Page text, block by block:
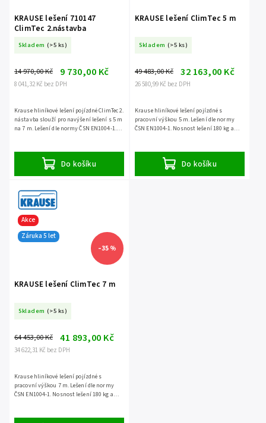
KRAUSE lešení 710147
ClimTec 2.nástavba
Skladem (>5 ks)
8 041,32 Kč bez DPH
14 970,00 Kč 9 730,00 Kč
Do košíku
Krause hliníkové lešení pojízdné ClimTec 2.
nástavba slouží pro navýšení lešení s 5 m
na 7 m. Lešení dle normy ČSN EN1004-1.
KRAUSE lešení ClimTec 5 m
Skladem (>5 ks)
26 580,99 Kč bez DPH
49 483,00 Kč 32 163,00 Kč
Do košíku
Krause hliníkové lešení pojízdné s
pracovní výškou 5 m. Lešení dle normy
ČSN EN1004-1. Nosnost lešení 180 kg a
Akce
Záruka 5 let
–35 %
KRAUSE lešení ClimTec 7 m
Skladem (>5 ks)
34 622,31 Kč bez DPH
64 453,00 Kč 41 893,00 Kč
Krause hliníkové lešení pojízdné s
pracovní výškou 7 m. Lešení dle normy
ČSN EN1004-1. Nosnost lešení 180 kg a